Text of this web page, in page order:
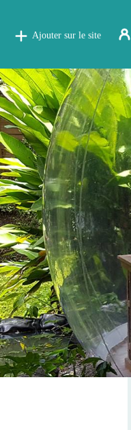
Ajouter sur le site